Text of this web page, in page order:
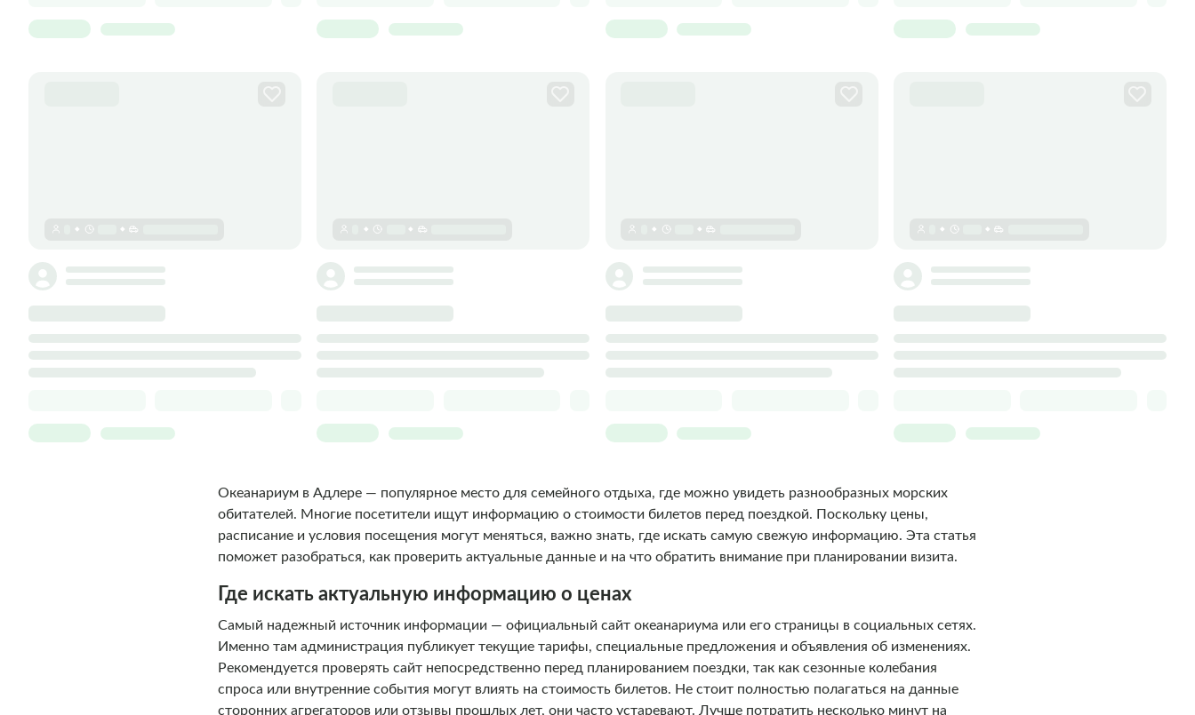
Океанариум в Адлере — популярное место для семейного отдыха, где можно увидеть разнообразных морских
обитателей. Многие посетители ищут информацию о стоимости билетов перед поездкой. Поскольку цены,
расписание и условия посещения могут меняться, важно знать, где искать самую свежую информацию. Эта статья
поможет разобраться, как проверить актуальные данные и на что обратить внимание при планировании визита.
Где искать актуальную информацию о ценах
Самый надежный источник информации — официальный сайт океанариума или его страницы в социальных сетях.
Именно там администрация публикует текущие тарифы, специальные предложения и объявления об изменениях.
Рекомендуется проверять сайт непосредственно перед планированием поездки, так как сезонные колебания
спроса или внутренние события могут влиять на стоимость билетов. Не стоит полностью полагаться на данные
сторонних агрегаторов или отзывы прошлых лет, они часто устаревают. Лучше потратить несколько минут на